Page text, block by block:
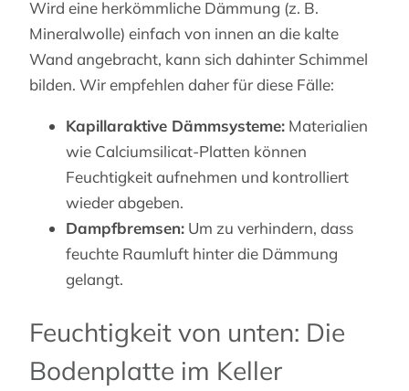
Wird eine herkömmliche Dämmung (z. B.
Mineralwolle) einfach von innen an die kalte
Wand angebracht, kann sich dahinter Schimmel
bilden. Wir empfehlen daher für diese Fälle:
Kapillaraktive Dämmsysteme: Materialien
wie Calciumsilicat-Platten können
Feuchtigkeit aufnehmen und kontrolliert
wieder abgeben.
Dampfbremsen: Um zu verhindern, dass
feuchte Raumluft hinter die Dämmung
gelangt.
Feuchtigkeit von unten: Die
Bodenplatte im Keller